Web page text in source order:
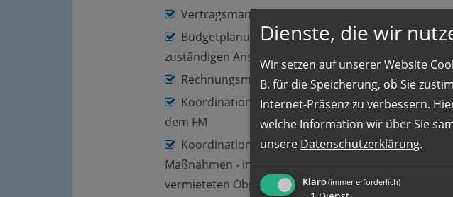
Vertragsmanagement (v.a. Mietverträge und
Budgetplanung und das Berichtswesen in
zuständigen Ansprechpartnern
Rechnungsmanagement und Teilaufgaben der
Koordination der Dienstleistungsfirmen in
dem FM
Koordination kleinerer Instandhaltungs- und
Maßnahmen - inkl. Abrechnung für unsere
vermieteten Objekte in Zusammenarbeit mit dem FM
Dienste, die wir
Wir setzen auf unserer Website
B. für die Speicherung, ob Sie
Internet-Präsenz zu verbessern.
welche Information wir über Sie
unsere Datenschutzerklärung.
Klaro(immer erforderlich)